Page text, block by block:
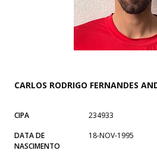
CARLOS RODRIGO FERNANDES
CIPA
234933
DATA DE
NASCIMENTO
18-NOV-1995